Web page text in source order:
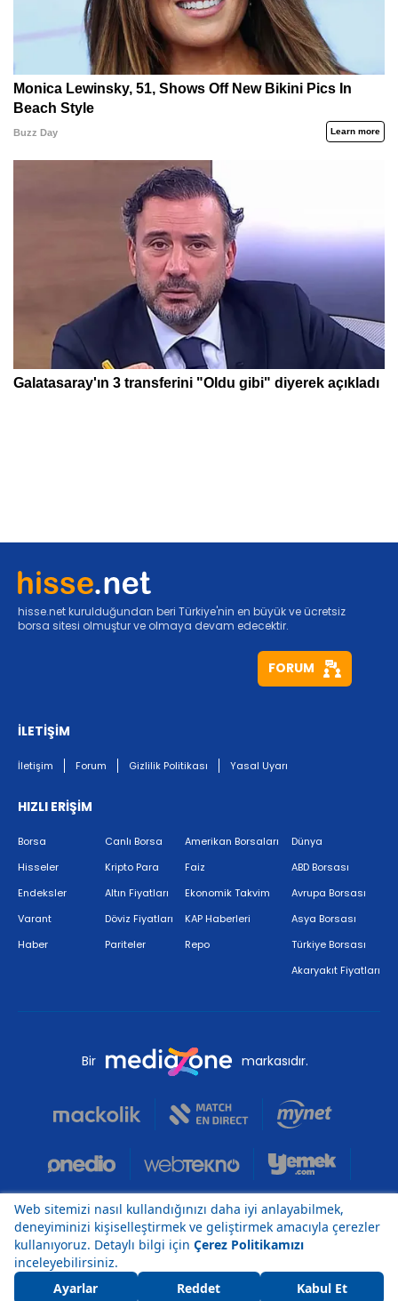
hisse.net kurulduğundan beri Türkiye'nin en büyük ve ücretsiz
borsa sitesi olmuştur ve olmaya devam edecektir.
FORUM
İLETİŞİM
İletişim Forum Gizlilik Politikası Yasal Uyarı
HIZLI ERİŞİM
Borsa
Hisseler
Endeksler
Varant
Haber
Canlı Borsa
Kripto Para
Altın Fiyatları
Döviz Fiyatları
Pariteler
Amerikan Borsaları
Faiz
Ekonomik Takvim
KAP Haberleri
Repo
Dünya
ABD Borsası
Avrupa Borsası
Asya Borsası
Türkiye Borsası
Akaryakıt Fiyatları
Bir markasıdır.